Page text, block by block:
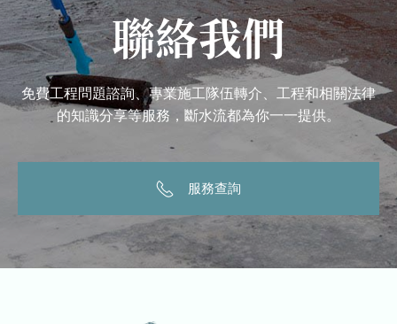
聯絡我們
免費工程問題諮詢、專業施工隊伍轉介、工程和相關法律
的知識分享等服務，斷水流都為你一一提供。
服務查詢